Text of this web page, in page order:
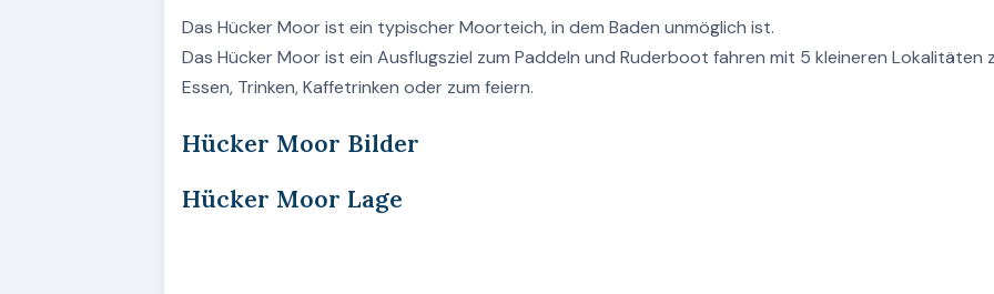
Das Hücker Moor ist ein typischer Moorteich, in dem Baden unmöglich ist.
Das Hücker Moor ist ein Ausflugsziel zum Paddeln und Ruderboot fahren mit 5 kleineren Lokalitäten
Essen, Trinken, Kaffetrinken oder zum feiern.
Hücker Moor Bilder
Hücker Moor Lage